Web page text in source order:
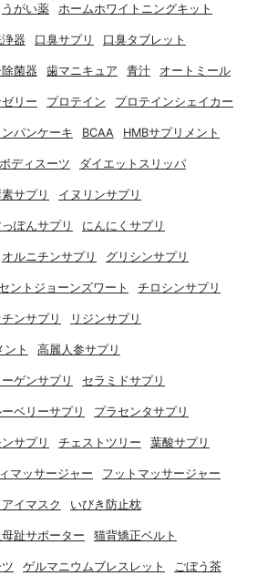
うがい薬 ホームホワイトニングキット
器 口臭サプリ 口臭タブレット
菌器 歯マニキュア 青汁 オートミール
リー プロテイン プロテインシェイカー
パンケーキ BCAA HMBサプリメント
ボディスーツ ダイエットスリッパ
サプリ イヌリンサプリ
ぽんサプリ にんにくサプリ
オルニチンサプリ グリシンサプリ
セントジョーンズワート チロシンサプリ
ンサプリ リジンサプリ
ント 高麗人参サプリ
ーゲンサプリ セラミドサプリ
ベリーサプリ プラセンタサプリ
サプリ チェストツリー 葉酸サプリ
マッサージャー フットマッサージャー
イマスク いびき防止枕
趾サポーター 猫背矯正ベルト
ゲルマニウムブレスレット ごぼう茶